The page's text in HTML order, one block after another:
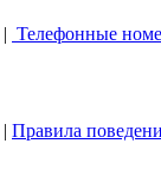
| Телефонные
| Правила